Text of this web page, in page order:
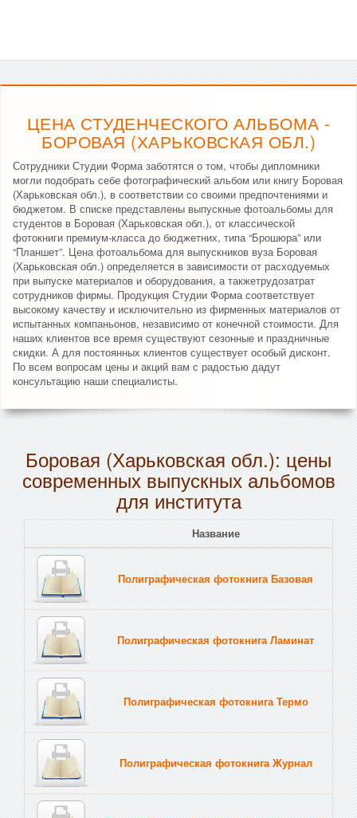
ЦЕНА СТУДЕНЧЕСКОГО АЛЬБОМА -
БОРОВАЯ (ХАРЬКОВСКАЯ ОБЛ.)
Сотрудники Студии Форма заботятся о том, чтобы дипломники
могли подобрать себе фотографический альбом или книгу Боровая
(Харьковская обл.), в соответствии со своими предпочтениями и
бюджетом. В списке представлены выпускные фотоальбомы для
студентов в Боровая (Харьковская обл.), от классической
фотокниги премиум-класса до бюджетних, типа “Брошюра” или
“Планшет”. Цена фотоальбома для выпускников вуза Боровая
(Харьковская обл.) определяется в зависимости от расходуемых
при выпуске материалов и оборудования, а такжетрудозатрат
сотрудников фирмы. Продукция Студии Форма соответствует
высокому качеству и исключительно из фирменных материалов от
испытанных компаньонов, независимо от конечной стоимости. Для
наших клиентов все время существуют сезонные и праздничные
скидки. А для постоянных клиентов существует особый дисконт.
По всем вопросам цены и акций вам с радостью дадут
консультацию наши специалисты.
Боровая (Харьковская обл.): цены
современных выпускных альбомов
для института
Название
Полиграфическая фотокнига Базовая
Полиграфическая фотокнига Ламинат
Полиграфическая фотокнига Термо
Полиграфическая фотокнига Журнал